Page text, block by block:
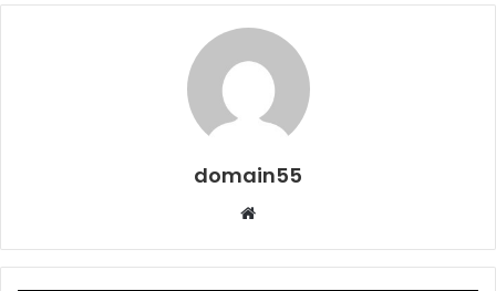
domain55
Web